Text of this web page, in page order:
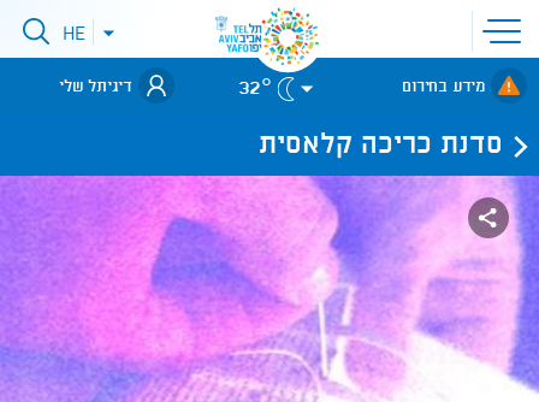
פתיחת
תפריט
אתר
לאתר עיריית
תל-אביב
פתיחתHE
מידע בחירום 32° דיגיתל שלי
סדנת כריכה קלאסית